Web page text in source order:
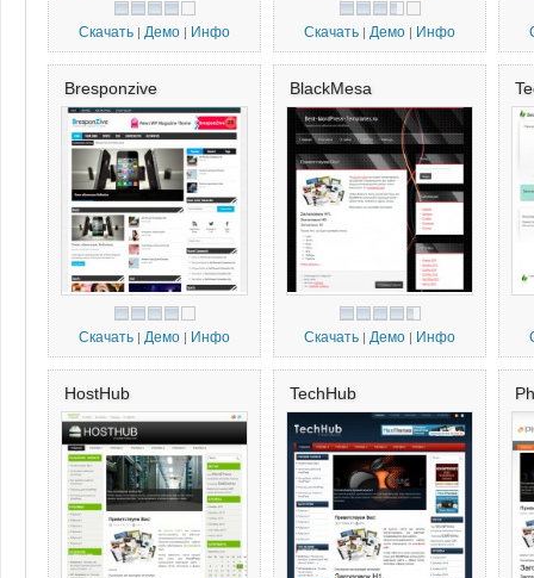
Скачать | Демо | Инфо Скачать | Демо | Инфо
Bresponzive
Скачать | Демо | Инфо
BlackMesa
Скачать | Демо | Инфо
HostHub TechHub